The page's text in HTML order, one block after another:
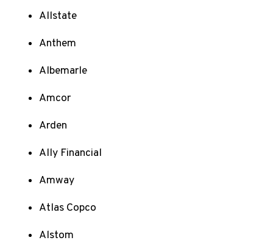
Allstate
Anthem
Albemarle
Amcor
Arden
Ally Financial
Amway
Atlas Copco
Alstom